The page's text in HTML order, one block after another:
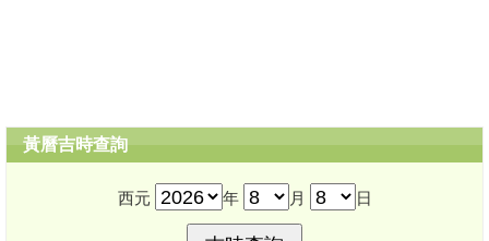
黃曆吉時查詢
西元 年 月 日